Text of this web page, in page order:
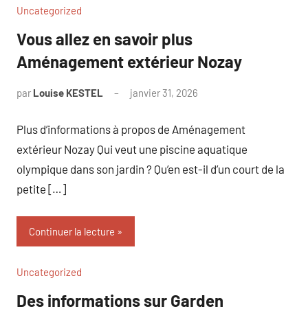
Uncategorized
Vous allez en savoir plus
Aménagement extérieur Nozay
par Louise KESTEL janvier 31, 2026
Plus d’informations à propos de Aménagement
extérieur Nozay Qui veut une piscine aquatique
olympique dans son jardin ? Qu’en est-il d’un court de la
petite […]
Continuer la lecture
Uncategorized
Des informations sur Garden